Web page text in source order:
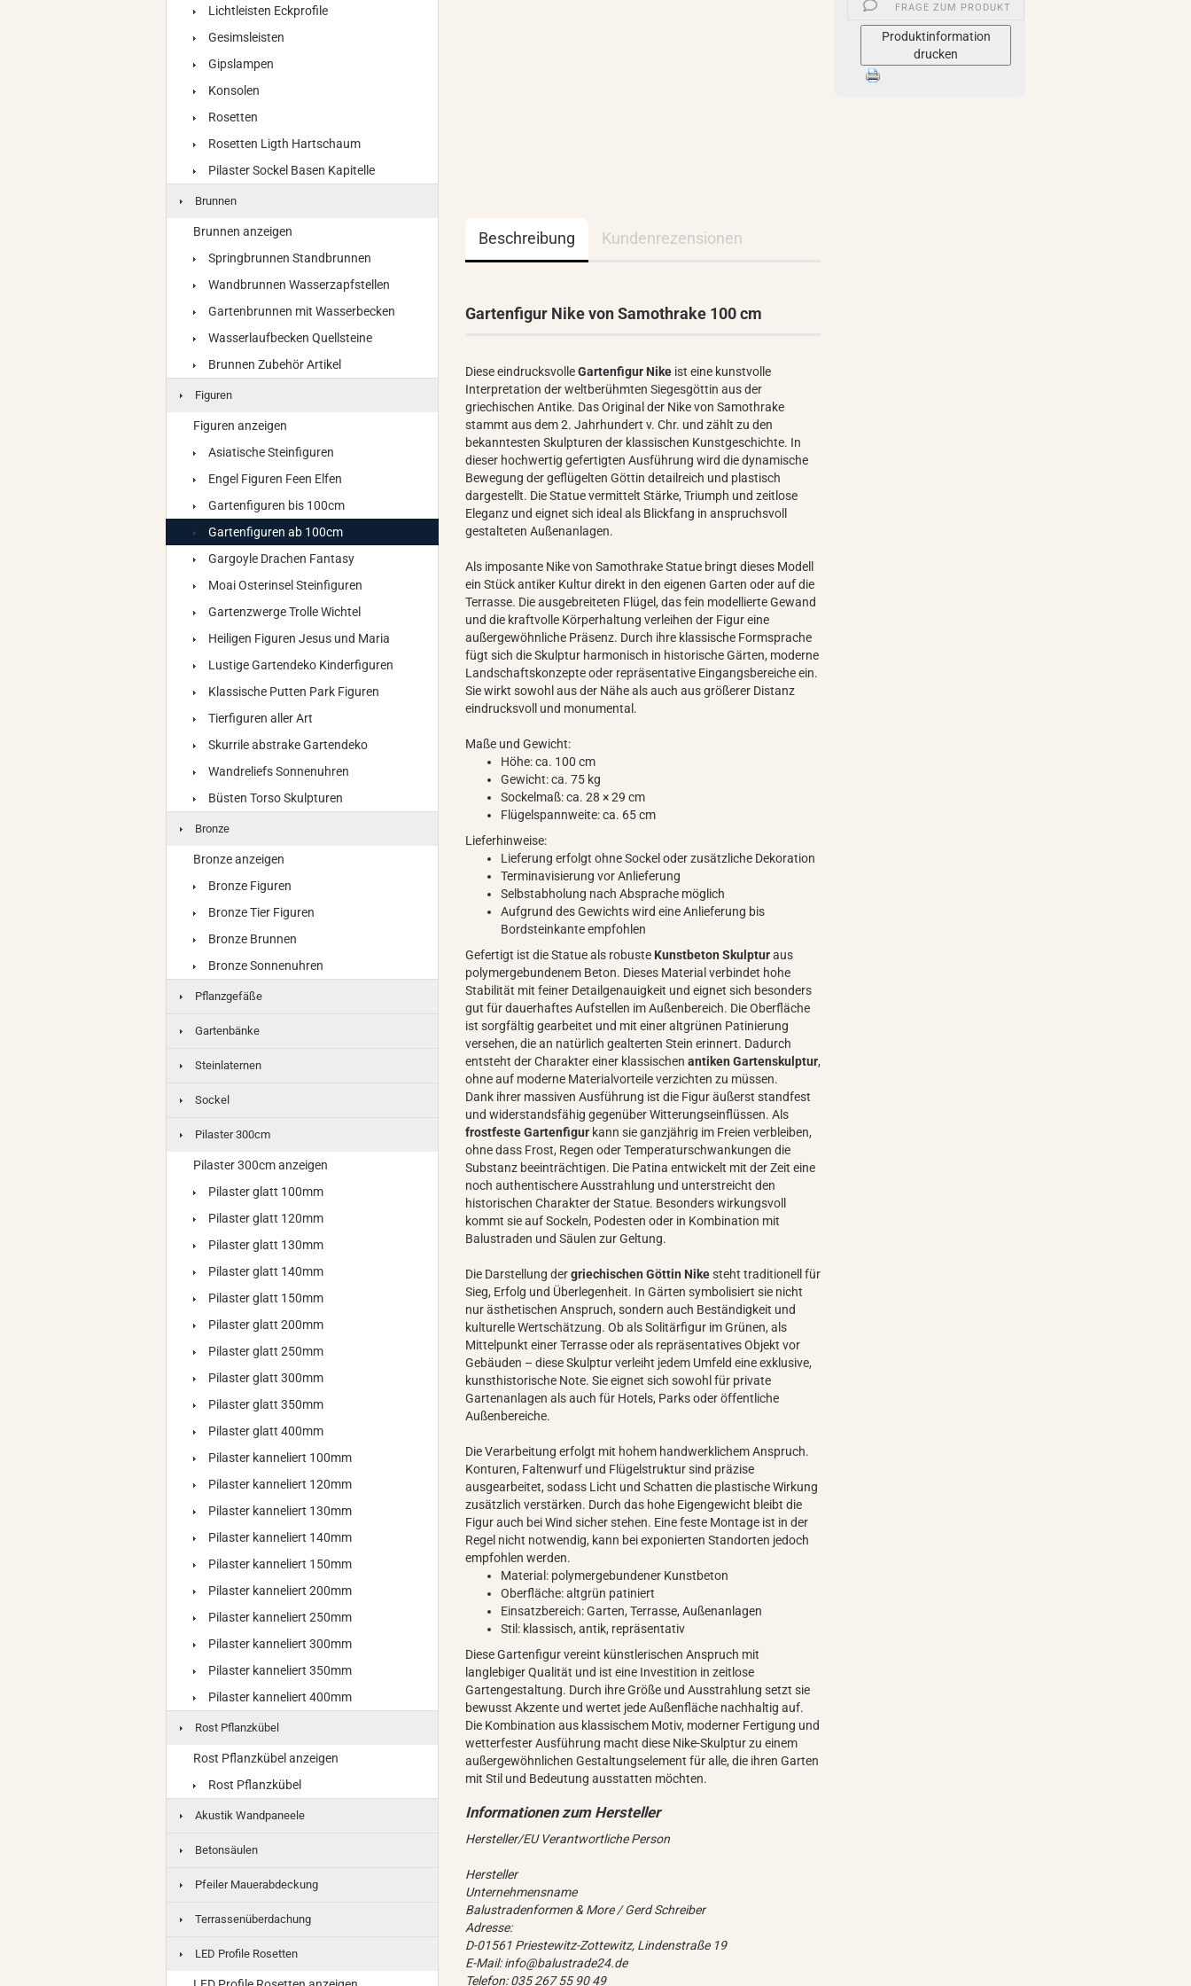
FRAGE ZUM PRODUKT
Produktinformation
drucken
Beschreibung Kundenrezensionen
Gartenfigur Nike von Samothrake 100 cm
Diese eindrucksvolleGartenfigur Nike ist eine kunstvolle
Interpretation der weltberühmten Siegesgöttin aus der
griechischen Antike. Das Original der Nike von Samothrake
stammt aus dem 2. Jahrhundert v. Chr. und zählt zu den
bekanntesten Skulpturen der klassischen Kunstgeschichte. In
dieser hochwertig gefertigten Ausführung wird die dynamische
Bewegung der geflügelten Göttin detailreich und plastisch
dargestellt. Die Statue vermittelt Stärke, Triumph und zeitlose
Eleganz und eignet sich ideal als Blickfang in anspruchsvoll
gestalteten Außenanlagen.
Als imposante Nike von Samothrake Statue bringt dieses Modell
ein Stück antiker Kultur direkt in den eigenen Garten oder auf die
Terrasse. Die ausgebreiteten Flügel, das fein modellierte Gewand
und die kraftvolle Körperhaltung verleihen der Figur eine
außergewöhnliche Präsenz. Durch ihre klassische Formsprache
fügt sich die Skulptur harmonisch in historische Gärten, moderne
Landschaftskonzepte oder repräsentative Eingangsbereiche ein.
Sie wirkt sowohl aus der Nähe als auch aus größerer Distanz
eindrucksvoll und monumental.
Maße und Gewicht:
Höhe: ca. 100 cm
Gewicht: ca. 75 kg
Sockelmaß: ca. 28 × 29 cm
Flügelspannweite: ca. 65 cm
Lieferhinweise:
Lieferung erfolgt ohne Sockel oder zusätzliche Dekoration
Terminavisierung vor Anlieferung
Selbstabholung nach Absprache möglich
Aufgrund des Gewichts wird eine Anlieferung bis
Bordsteinkante empfohlen
Gefertigt ist die Statue als robuste Kunstbeton Skulpturaus
polymergebundenem Beton. Dieses Material verbindet hohe
Stabilität mit feiner Detailgenauigkeit und eignet sich besonders
gut für dauerhaftes Aufstellen im Außenbereich. Die Oberfläche
ist sorgfältig gearbeitet und mit einer altgrünen Patinierung
versehen, die an natürlich gealterten Stein erinnert. Dadurch
entsteht der Charakter einer klassischenantiken Gartenskulptur,
ohne auf moderne Materialvorteile verzichten zu müssen.
Dank ihrer massiven Ausführung ist die Figur äußerst standfest
und widerstandsfähig gegenüber Witterungseinflüssen. Als
frostfeste Gartenfigur kann sie ganzjährig im Freien verbleiben,
ohne dass Frost, Regen oder Temperaturschwankungen die
Substanz beeinträchtigen. Die Patina entwickelt mit der Zeit eine
noch authentischere Ausstrahlung und unterstreicht den
historischen Charakter der Statue. Besonders wirkungsvoll
kommt sie auf Sockeln, Podesten oder in Kombination mit
Balustraden und Säulen zur Geltung.
Die Darstellung dergriechischen Göttin Nikesteht traditionell für
Sieg, Erfolg und Überlegenheit. In Gärten symbolisiert sie nicht
nur ästhetischen Anspruch, sondern auch Beständigkeit und
kulturelle Wertschätzung. Ob als Solitärfigur im Grünen, als
Mittelpunkt einer Terrasse oder als repräsentatives Objekt vor
Gebäuden – diese Skulptur verleiht jedem Umfeld eine exklusive,
kunsthistorische Note. Sie eignet sich sowohl für private
Gartenanlagen als auch für Hotels, Parks oder öffentliche
Außenbereiche.
Die Verarbeitung erfolgt mit hohem handwerklichem Anspruch.
Konturen, Faltenwurf und Flügelstruktur sind präzise
ausgearbeitet, sodass Licht und Schatten die plastische Wirkung
zusätzlich verstärken. Durch das hohe Eigengewicht bleibt die
Figur auch bei Wind sicher stehen. Eine feste Montage ist in der
Regel nicht notwendig, kann bei exponierten Standorten jedoch
empfohlen werden.
Material: polymergebundener Kunstbeton
Oberfläche: altgrün patiniert
Einsatzbereich: Garten, Terrasse, Außenanlagen
Stil: klassisch, antik, repräsentativ
Diese Gartenfigur vereint künstlerischen Anspruch mit
langlebiger Qualität und ist eine Investition in zeitlose
Gartengestaltung. Durch ihre Größe und Ausstrahlung setzt sie
bewusst Akzente und wertet jede Außenfläche nachhaltig auf.
Die Kombination aus klassischem Motiv, moderner Fertigung und
wetterfester Ausführung macht diese Nike-Skulptur zu einem
außergewöhnlichen Gestaltungselement für alle, die ihren Garten
mit Stil und Bedeutung ausstatten möchten.
Hersteller/EU Verantwortliche Person
Hersteller
Unternehmensname
Balustradenformen & More / Gerd Schreiber
Adresse:
D-01561 Priestewitz-Zottewitz, Lindenstraße 19
E-Mail: info@balustrade24.de
Telefon: 035 267 55 90 49
Lichtleisten Eckprofile
Gesimsleisten
Gipslampen
Konsolen
Rosetten
Rosetten Ligth Hartschaum
Pilaster Sockel Basen Kapitelle
Brunnen
Brunnen anzeigen
Springbrunnen Standbrunnen
Wandbrunnen Wasserzapfstellen
Gartenbrunnen mit Wasserbecken
Wasserlaufbecken Quellsteine
Brunnen Zubehör Artikel
Figuren
Figuren anzeigen
Asiatische Steinfiguren
Engel Figuren Feen Elfen
Gartenfiguren bis 100cm
Gartenfiguren ab 100cm
Gargoyle Drachen Fantasy
Moai Osterinsel Steinfiguren
Gartenzwerge Trolle Wichtel
Heiligen Figuren Jesus und Maria
Lustige Gartendeko Kinderfiguren
Klassische Putten Park Figuren
Tierfiguren aller Art
Skurrile abstrake Gartendeko
Wandreliefs Sonnenuhren
Büsten Torso Skulpturen
Bronze
Bronze anzeigen
Bronze Figuren
Bronze Tier Figuren
Bronze Brunnen
Bronze Sonnenuhren
Pflanzgefäße
Gartenbänke
Steinlaternen
Sockel
Pilaster 300cm
Pilaster 300cm anzeigen
Pilaster glatt 100mm
Pilaster glatt 120mm
Pilaster glatt 130mm
Pilaster glatt 140mm
Pilaster glatt 150mm
Pilaster glatt 200mm
Pilaster glatt 250mm
Pilaster glatt 300mm
Pilaster glatt 350mm
Pilaster glatt 400mm
Pilaster kanneliert 100mm
Pilaster kanneliert 120mm
Pilaster kanneliert 130mm
Pilaster kanneliert 140mm
Pilaster kanneliert 150mm
Pilaster kanneliert 200mm
Pilaster kanneliert 250mm
Pilaster kanneliert 300mm
Pilaster kanneliert 350mm
Pilaster kanneliert 400mm
Rost Pflanzkübel
Rost Pflanzkübel anzeigen
Rost Pflanzkübel
Akustik Wandpaneele
Betonsäulen
Pfeiler Mauerabdeckung
Terrassenüberdachung
LED Profile Rosetten